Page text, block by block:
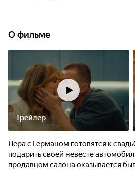
09:50 Бывший в помощь
О фильме
Трейлер
Лера с Германом готовятся к
подарить своей невесте
продавцом салона оказывается